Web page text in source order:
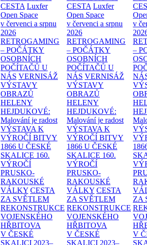
CESTA Luxfer
Open Space
v červenci a srpnu
2026
RETROGAMING
– POČÁTKY
OSOBNÍCH
POČÍTAČŮ U
NÁS VERNISÁŽ
VÝSTAVY
OBRAZŮ
HELENY
HEJDUKOVÉ:
Malování je radost
VÝSTAVA K
VÝROČÍ BITVY
1866 U ČESKÉ
SKALICE 160.
VÝROČÍ
PRUSKO-
RAKOUSKÉ
VÁLKY CESTA
ZA SVĚTLEM
REKONSTRUKCE
VOJENSKÉHO
HŘBITOVA
V ČESKÉ
SKALICI 2023–
CESTA Luxfer
Open Space
v červenci a srpnu
2026
RETROGAMING
– POČÁTKY
OSOBNÍCH
POČÍTAČŮ U
NÁS VERNISÁŽ
VÝSTAVY
OBRAZŮ
HELENY
HEJDUKOVÉ:
Malování je radost
VÝSTAVA K
VÝROČÍ BITVY
1866 U ČESKÉ
SKALICE 160.
VÝROČÍ
PRUSKO-
RAKOUSKÉ
VÁLKY CESTA
ZA SVĚTLEM
REKONSTRUKCE
VOJENSKÉHO
HŘBITOVA
V ČESKÉ
SKALICI 2023–
v
–
ZA
V